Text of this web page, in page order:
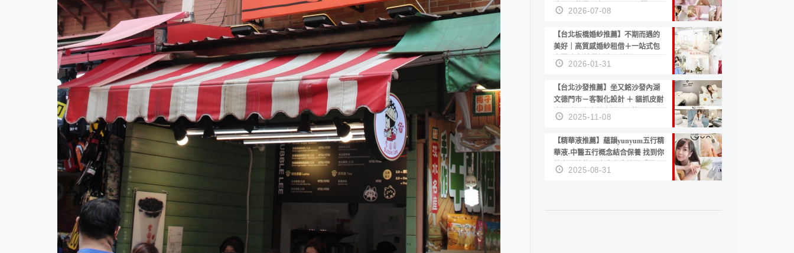
洗後不乾澀 不起泡反而更舒服！
2026-07-08
【台北板橋婚紗推薦】不期而遇的
美好｜高質感婚紗租借＋一站式包
套服務 新娘備婚省心首選！
2026-01-31
【台北沙發推薦】坐又銘沙發內湖
文德門市－客製化設計 ＋ 貓抓皮耐
磨好清潔｜直營直銷、價格透明
高CP值打造夢想居家風格
2025-11-08
【精華液推薦】蘊韻yunyum五行精
華液-中醫五行概念結合保養 找到你
的專屬精華！ 水㊀土㊀就選「潤・
賦精華」維持肌膚剛剛好的平衡
2025-08-31